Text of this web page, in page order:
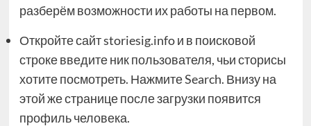
разберём возможности их работы на первом.
Откройте сайт storiesig.info и в поисковой
строке введите ник пользователя, чьи сторисы
хотите посмотреть. Нажмите Search. Внизу на
этой же странице после загрузки появится
профиль человека.